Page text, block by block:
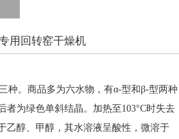
用回转窑干燥机
种。商品多为六水物，有α-型和β-型两种
者为绿色单斜结晶。加热至103°C时失去
乙醇、甲醇，其水溶液呈酸性，微溶于